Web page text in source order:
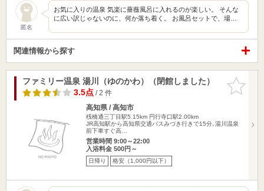
匿名
お気に入りの温泉 気楽に薔薇風呂に入れるのが楽しい。 そんな
に広い訳じゃないのに、何か落ち着く。 お風呂セットで、場…
関連情報から探す
お気に入
りに追加
ファミリー温泉 湯川（ゆのかわ）（閉館しました）
3.5点/ 2 件
高知県 / 高知市
桟橋通三丁目駅5.15km 円行寺口駅2.00km
JR高知駅から高知県交通バスみづき行きで15分､湯川温泉
前下車すぐ高…
営業時間 9:00～22:00
入浴料金 500円～
日帰り 格安（1,000円以下）